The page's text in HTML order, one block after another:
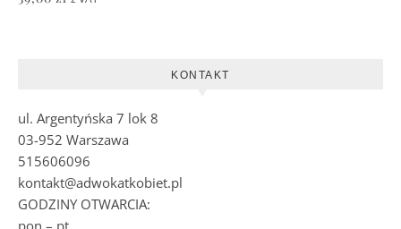
5.00
KONTAKT
ul. Argentyńska 7 lok 8
03-952 Warszawa
515606096
kontakt@adwokatkobiet.pl
GODZINY OTWARCIA:
pon – pt